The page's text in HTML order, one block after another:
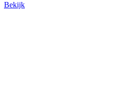
Bekijk